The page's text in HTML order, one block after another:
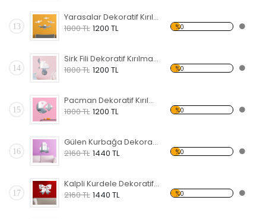
13
Yarasalar Dekoratif Kırılmaz Ayna
1800 TL 1200 TL %0
14
Sirk Fili Dekoratif Kırılmaz Ayna
1800 TL 1200 TL %0
15
Pacman Dekoratif Kırılmaz Ayna
1800 TL 1200 TL %0
16
Gülen Kurbağa Dekoratif Kırılmaz Ayna
2160 TL 1440 TL %0
17
Kalpli Kurdele Dekoratif Kırılmaz Ayna
2160 TL 1440 TL %0